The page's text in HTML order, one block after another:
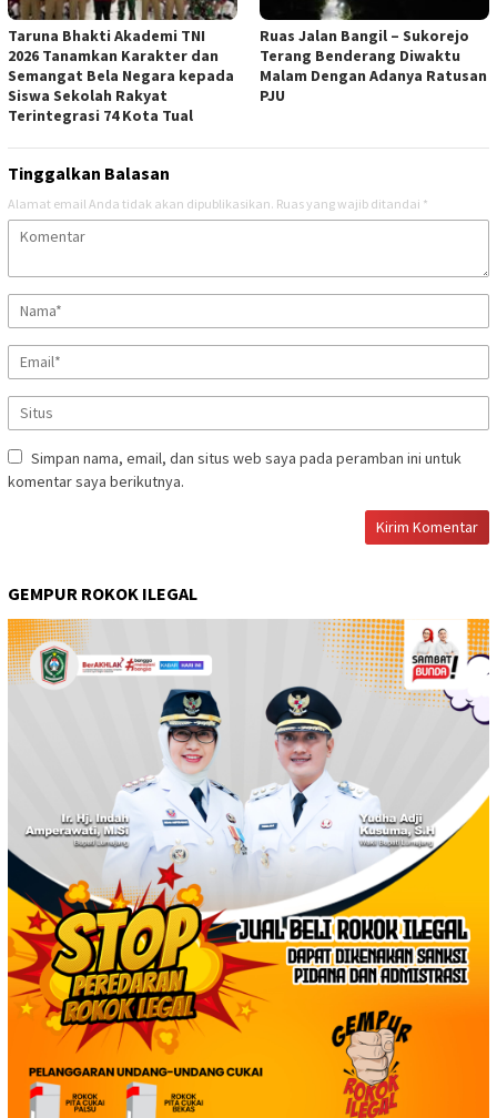
Taruna Bhakti Akademi TNI
2026 Tanamkan Karakter dan
Semangat Bela Negara kepada
Siswa Sekolah Rakyat
Terintegrasi 74 Kota Tual
Ruas Jalan Bangil – Sukorejo
Terang Benderang Diwaktu
Malam Dengan Adanya Ratusan
PJU
Tinggalkan Balasan
Alamat email Anda tidak akan dipublikasikan. Ruas yang wajib ditandai *
Simpan nama, email, dan situs web saya pada peramban ini untuk
komentar saya berikutnya.
GEMPUR ROKOK ILEGAL